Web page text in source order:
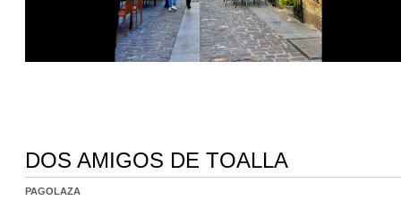
DOS AMIGOS DE TOALLA
PAGOLAZA